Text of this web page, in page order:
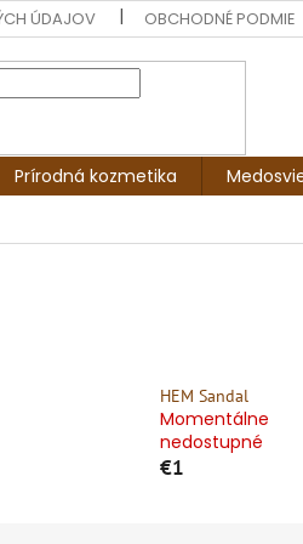
ÚDAJOV OBCHODNÉ
Prírodná kozmetika
HEM Sandal
Momentálne
nedostupné
€1